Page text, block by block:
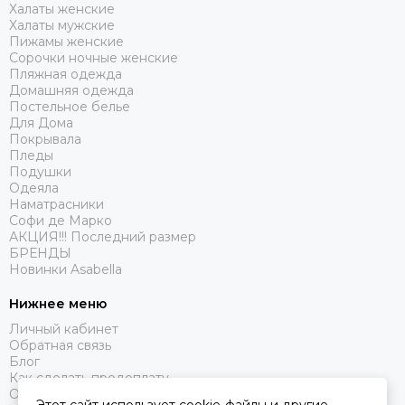
Халаты женские
Халаты мужские
Пижамы женские
Сорочки ночные женские
Пляжная одежда
Домашняя одежда
Постельное белье
Для Дома
Покрывала
Пледы
Подушки
Одеяла
Наматрасники
Софи де Марко
АКЦИЯ!!! Последний размер
БРЕНДЫ
Новинки Asabella
Нижнее меню
Личный кабинет
Обратная связь
Блог
Как сделать предоплату
Оферта